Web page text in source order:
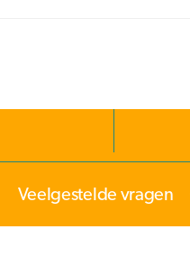
Veelgestelde vragen